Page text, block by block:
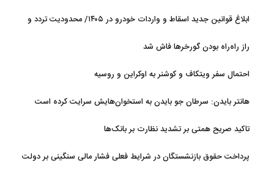
ابلاغ قوانین جدید اسقاط و واردات خودرو در ۱۴۰۵/ محدودیت تردد و
راز راه‌راه بودن گورخرها فاش شد
احتمال سفر ویتکاف و کوشنر به اوکراین و روسیه
هانتر بایدن: سرطان جو بایدن به استخوان‌هایش سرایت کرده است
تاکید صریح همتی بر تشدید نظارت بر بانک‌ها
پرداخت حقوق بازنشستگان در شرایط فعلی فشار مالی سنگینی بر دولت